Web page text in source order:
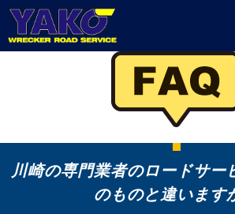
川崎の専門業者のロードサー
のものと違います